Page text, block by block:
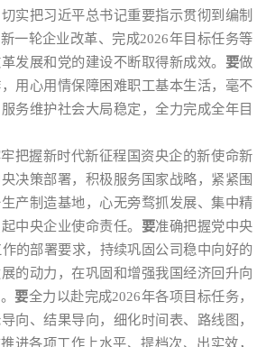
实把习近平总书记重要指示贯彻到编制
一轮企业改革、完成2026年目标任务等
发展和党的建设不断取得新成效。 要做
用心用情保障困难职工基本生活，毫不
务维护社会大局稳定，全力完成全年目
把握新时代新征程国资央企的新使命新
决策部署，积极服务国家战略，紧紧围
产制造基地，心无旁骛抓发展、集中精
中央企业使命责任。 要准确把握党中央
的部署要求，持续巩固公司稳中向好的
的动力，在巩固和增强我国经济回升向
要全力以赴完成2026年各项目标任务，
向、结果导向，细化时间表、路线图，
进各项工作上水平、提档次、出实效，